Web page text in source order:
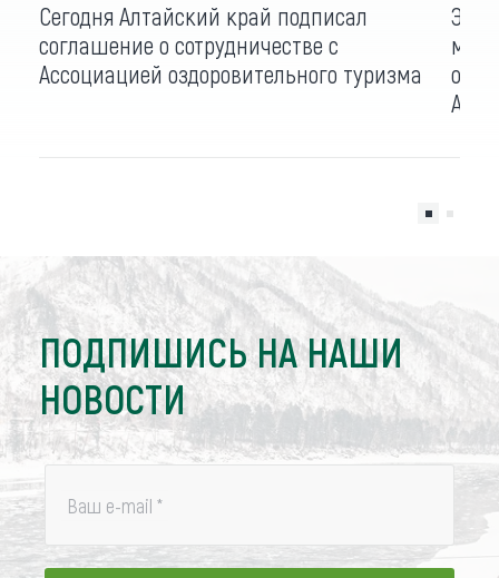
Сегодня Алтайский край подписал
соглашение о сотрудничестве с
Ассоциацией оздоровительного туризма
ПОДПИШИСЬ НА НАШИ
НОВОСТИ
Ваш e-mail *